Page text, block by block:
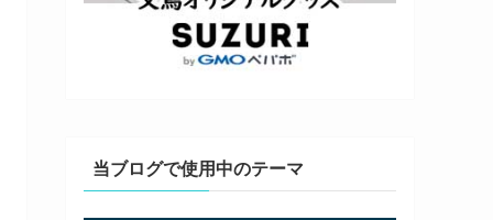
当ブログで使用中のテーマ